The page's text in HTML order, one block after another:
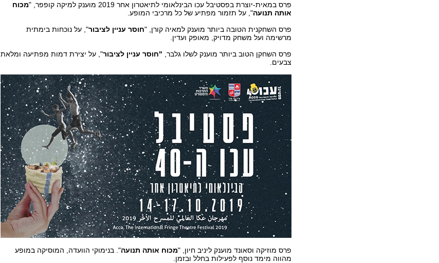
פרס במאית-יוצרת בפסטיבל עכו הבינלאומי לתיאטרון אחר 2019 מוענק למיקה קופפר, "
מכוח
אותה תנועה", על תזמור מפתיע של כל מרכיבי המופע.
פרס השחקנית הטובה ביותר מוענק למאיה קורן, "חוסר עניין לציבור", על נוכחות בימתית
מרשימה ועל משחק מדויק, מאופק ועדין.
פרס השחקן הטוב ביותר מוענק לשלו גלבר, "חוסר עניין לציבור", על יצירת דמות מפתיעה ומלאת
צבעים.
פרס מוזיקה וסאונד מוענק ליניב חיון, "מכוח אותה תנועה". בנימוקי הוועדה, המוסיקה במופע
מהווה מימד נוסף לפעילות בחלל ובזמן.